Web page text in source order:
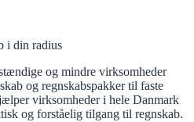
i din radius
og mindre virksomheder
og regnskabspakker til faste
virksomheder i hele Danmark
og forståelig tilgang til regnskab.